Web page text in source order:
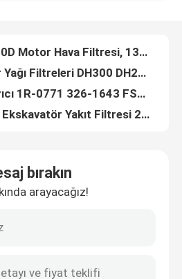
PC200-6/7 PC130-6 Yedek Yakıt Filtresi, 6732-71-6110 P550440 FF5052 Yakıt Filtresi
Kobelco Ekskavatör Yakıt Filtresi ME035393 5I7951/2 P552561 FF5089
FR60-7 Ekskavatör Yakıt Filtresi Ayırıcı OEM FS1240 P502516 3343447
E320D2 E304B E329E için 322-3155 EO-55010 Motor Yağı Filtresi
bırakın
arayacağız!